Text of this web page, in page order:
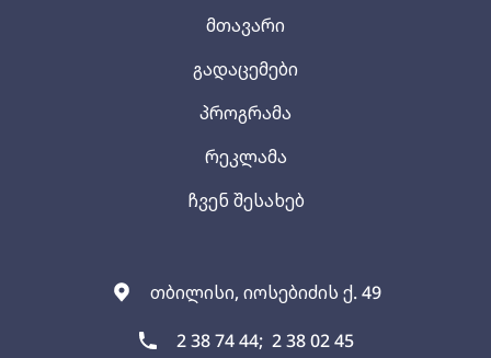
თბილისი, იოსებიძის ქ. 49
2 38 74 44; 2 38 02 45
მთავარი
გადაცემები
პროგრამა
რეკლამა
ჩვენ შესახებ